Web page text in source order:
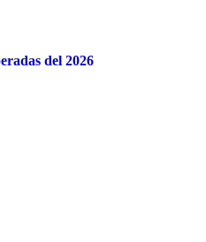
del 2026